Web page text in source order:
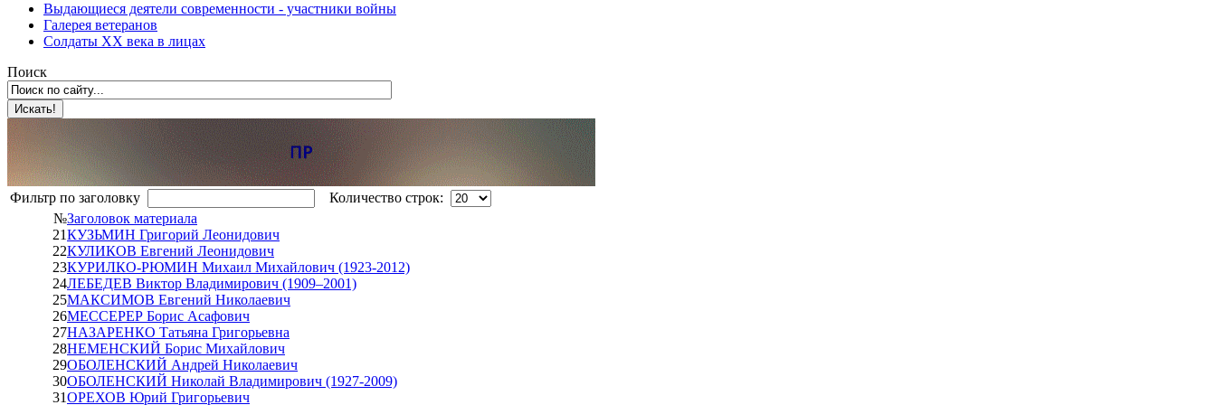
Выдающиеся деятели современности - участники войны
Галерея ветеранов
Солдаты XX века в лицах
Поиск
Фильтр по заголовку
Количество строк:
№Заголовок материала
21КУЗЬМИН Григорий Леонидович
22КУЛИКОВ Евгений Леонидович
23КУРИЛКО-РЮМИН Михаил Михайлович (1923-2012)
24ЛЕБЕДЕВ Виктор Владимирович (1909–2001)
25МАКСИМОВ Евгений Николаевич
26МЕССЕРЕР Борис Асафович
27НАЗАРЕНКО Татьяна Григорьевна
28НЕМЕНСКИЙ Борис Михайлович
29ОБОЛЕНСКИЙ Андрей Николаевич
30ОБОЛЕНСКИЙ Николай Владимирович (1927-2009)
31ОРЕХОВ Юрий Григорьевич